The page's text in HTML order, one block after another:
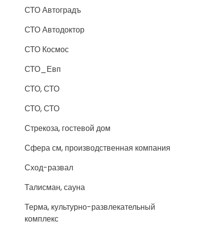
СТО Автоградъ
СТО Автодоктор
СТО Космос
СТО_Евп
СТО, СТО
СТО, СТО
Стрекоза, гостевой дом
Сфера см, производственная компания
Сход-развал
Талисман, сауна
Терма, культурно-развлекательный
комплекс